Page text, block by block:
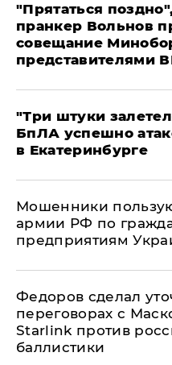
"Прятаться
пранкер Вольнов
совещание
представителями
"Три штуки
БпЛА успешно
в Екатеринбурге
Мошенники
армии РФ по
предприятиям
Федоров сделал
переговорах с
Starlink против
баллистики